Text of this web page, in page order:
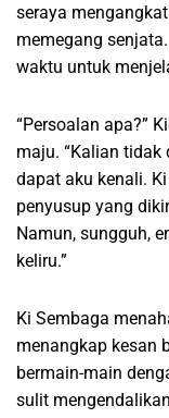
seraya
memegang
waktu untuk
“Persoalan apa?”
maju. “Kalian
dapat aku kenali.
penyusup yang
Namun, sungguh,
keliru.”
Ki Sembaga
menangkap kesan
bermain-main
sulit